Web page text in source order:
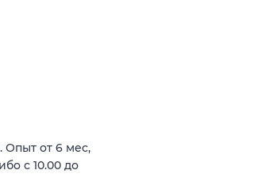
Опыт от 6 мес,
с 10.00 до